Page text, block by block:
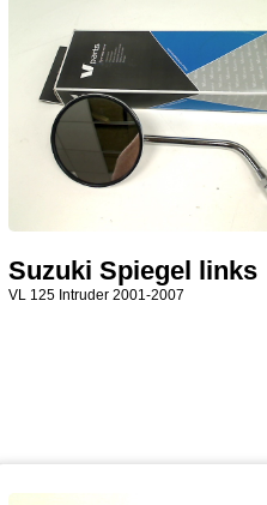
Suzuki Spiegel links
VL 125 Intruder 2001-2007